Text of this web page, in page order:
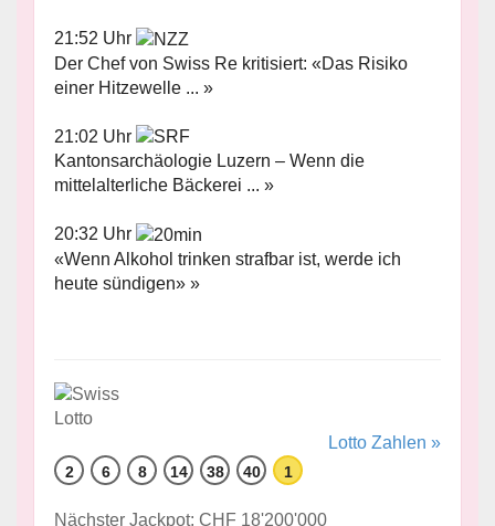
21:52 Uhr
Der Chef von Swiss Re kritisiert: «Das Risiko
einer Hitzewelle ... »
21:02 Uhr
Kantonsarchäologie Luzern – Wenn die
mittelalterliche Bäckerei ... »
20:32 Uhr
«Wenn Alkohol trinken strafbar ist, werde ich
heute sündigen» »
Lotto Zahlen »
2 6 8 14 38 40 1
Nächster Jackpot: CHF 18'200'000